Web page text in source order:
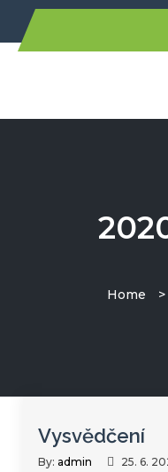
Home >
Vysvědčení
By: admin 25. 6.